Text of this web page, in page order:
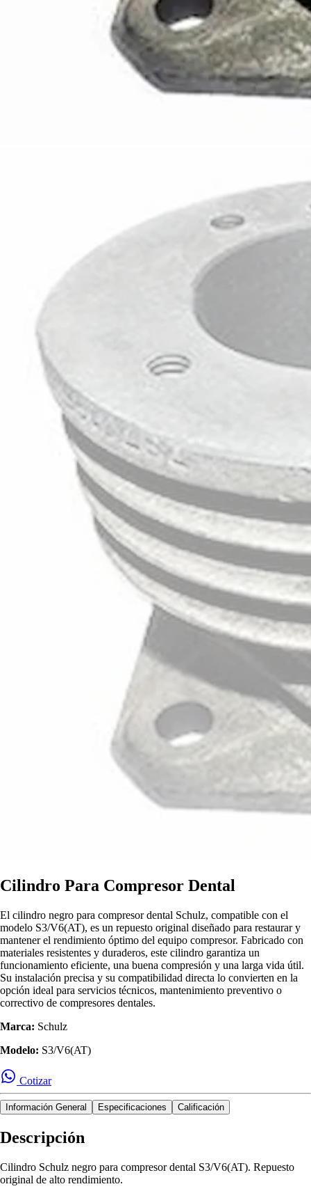
Cilindro Para Compresor Dental
El cilindro negro para compresor dental Schulz, compatible con el
modelo S3/V6(AT), es un repuesto original diseñado para restaurar y
mantener el rendimiento óptimo del equipo compresor. Fabricado con
materiales resistentes y duraderos, este cilindro garantiza un
funcionamiento eficiente, una buena compresión y una larga vida útil.
Su instalación precisa y su compatibilidad directa lo convierten en la
opción ideal para servicios técnicos, mantenimiento preventivo o
correctivo de compresores dentales.
Marca: Schulz
Modelo: S3/V6(AT)
Cotizar
Información General Especificaciones Calificación
Descripción
Cilindro Schulz negro para compresor dental S3/V6(AT). Repuesto
original de alto rendimiento.